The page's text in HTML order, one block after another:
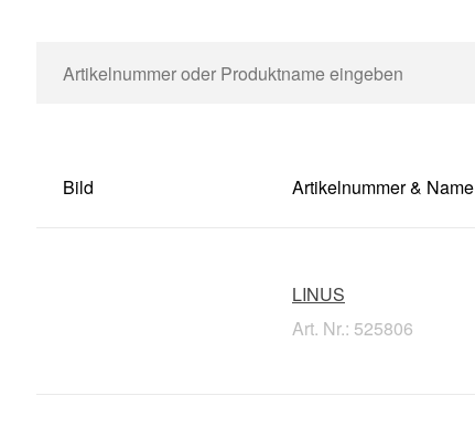
Bild Artikelnummer & Name
LINUS
Art. Nr.: 525806